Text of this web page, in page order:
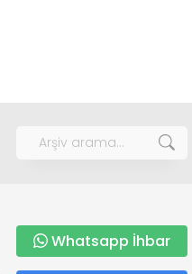
Whatsapp İhbar